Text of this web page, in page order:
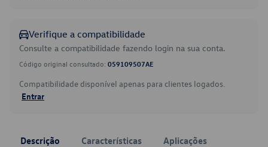
Verifique a compatibilidade
Consulte a compatibilidade fazendo login na sua conta.
Código original consultado: 059109507AE
Compatibilidade disponível apenas para clientes logados.
Entrar
Descrição Características Aplicações